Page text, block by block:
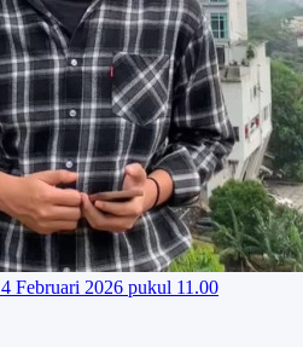
4 Februari 2026 pukul 11.00